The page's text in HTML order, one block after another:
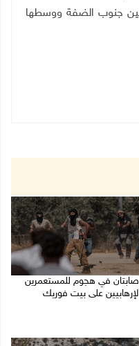
بين جنوب الضفة ووسطها
في هجوم للمستعمرين
على بيت فوريك